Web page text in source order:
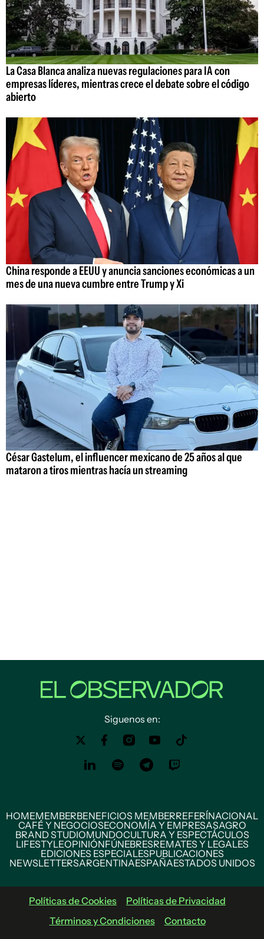
La Casa Blanca analiza nuevas regulaciones para IA con
empresas líderes, mientras crece el debate sobre el código
abierto
China responde a EEUU y anuncia sanciones económicas a un
mes de una nueva cumbre entre Trump y Xi
César Gastelum, el influencer mexicano de 25 años al que
mataron a tiros mientras hacía un streaming
Siguenos en:
HOMEMEMBERBENEFICIOS MEMBERREFERÍNACIONAL
CAFÉ Y NEGOCIOSECONOMÍA Y EMPRESASAGRO
BRAND STUDIOMUNDOCULTURA Y ESPECTÁCULOS
LIFESTYLEOPINIÓNFÚNEBRESREMATES Y LEGALES
EDICIONES ESPECIALESPUBLICACIONES
NEWSLETTERSARGENTINAESPAÑAESTADOS UNIDOS
Políticas de Cookies
Políticas de Privacidad
Términos y Condiciones
Contacto